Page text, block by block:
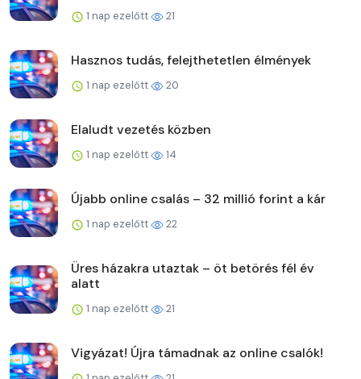
1 nap ezelőtt 21
Hasznos tudás, felejthetetlen élmények
1 nap ezelőtt 20
Elaludt vezetés közben
1 nap ezelőtt 14
Újabb online csalás – 32 millió forint a kár
1 nap ezelőtt 22
Üres házakra utaztak – öt betörés fél év
alatt
1 nap ezelőtt 21
Vigyázat! Újra támadnak az online csalók!